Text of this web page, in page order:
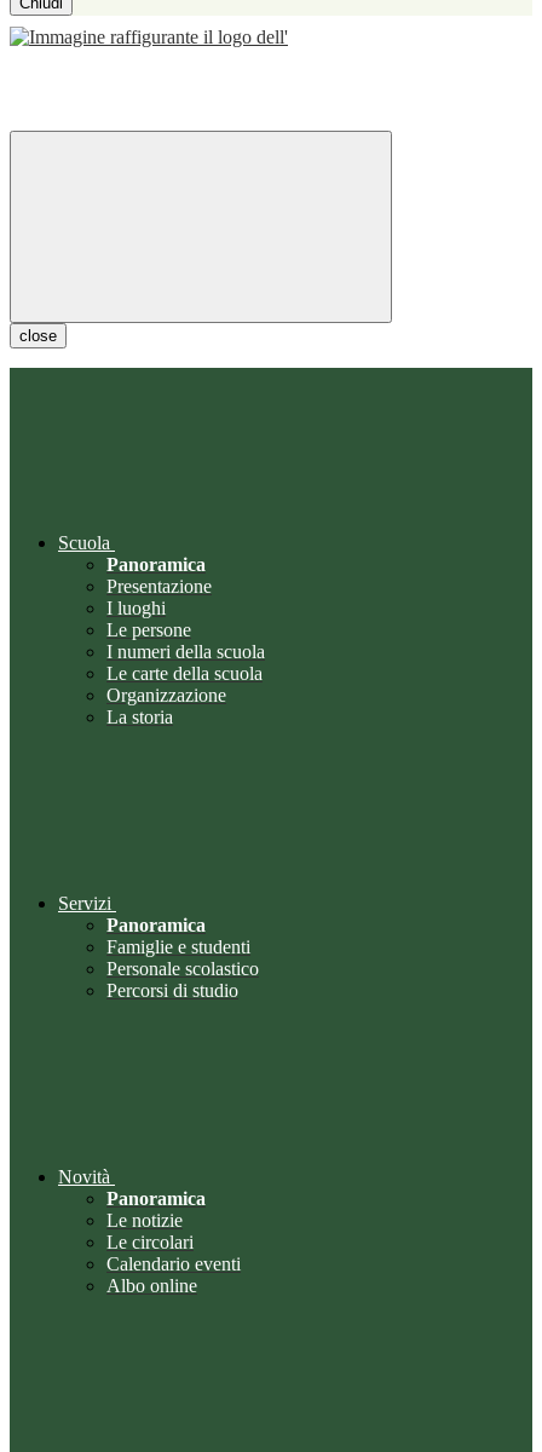
close
Scuola
Panoramica
Presentazione
I luoghi
Le persone
I numeri della scuola
Le carte della scuola
Organizzazione
La storia
Servizi
Panoramica
Famiglie e studenti
Personale scolastico
Percorsi di studio
Novità
Panoramica
Le notizie
Le circolari
Calendario eventi
Albo online